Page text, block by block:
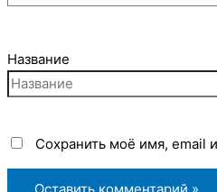
Название
Сохранить моё имя, email